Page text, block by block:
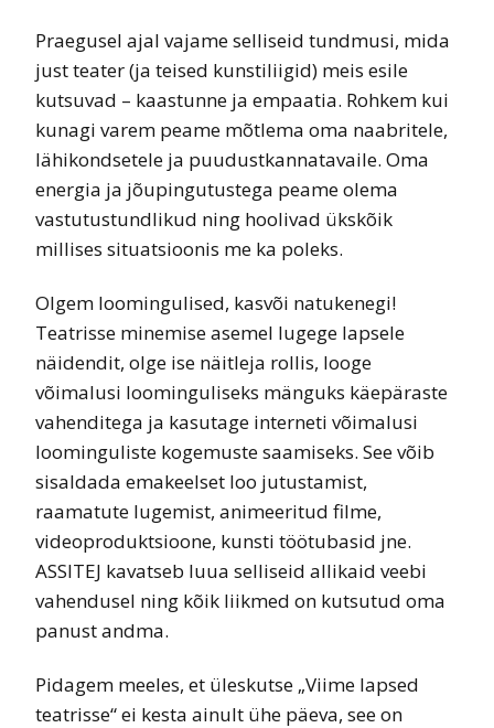
Praegusel ajal vajame selliseid tundmusi, mida
just teater (ja teised kunstiliigid) meis esile
kutsuvad – kaastunne ja empaatia. Rohkem kui
kunagi varem peame mõtlema oma naabritele,
lähikondsetele ja puudustkannatavaile. Oma
energia ja jõupingutustega peame olema
vastutustundlikud ning hoolivad ükskõik
millises situatsioonis me ka poleks.
Olgem loomingulised, kasvõi natukenegi!
Teatrisse minemise asemel lugege lapsele
näidendit, olge ise näitleja rollis, looge
võimalusi loominguliseks mänguks käepäraste
vahenditega ja kasutage interneti võimalusi
loominguliste kogemuste saamiseks. See võib
sisaldada emakeelset loo jutustamist,
raamatute lugemist, animeeritud filme,
videoproduktsioone, kunsti töötubasid jne.
ASSITEJ kavatseb luua selliseid allikaid veebi
vahendusel ning kõik liikmed on kutsutud oma
panust andma.
Pidagem meeles, et üleskutse „Viime lapsed
teatrisse“ ei kesta ainult ühe päeva, see on